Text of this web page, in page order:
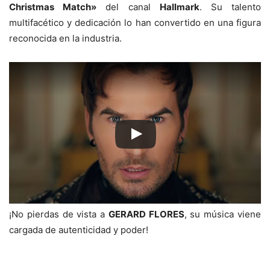
Christmas Match» del canal Hallmark. Su talento
multifacético y dedicación lo han convertido en una figura
reconocida en la industria.
¡No pierdas de vista a GERARD FLORES, su música viene
cargada de autenticidad y poder!